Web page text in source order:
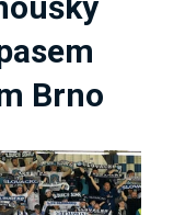
Brno